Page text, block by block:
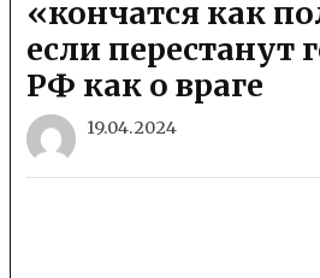
«кончатся как
если перестанут
РФ как о враге
19.04.2024